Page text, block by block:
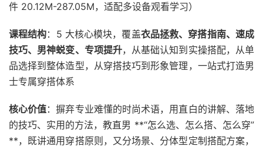
件 20.12M-287.05M，适配多设备观看学习）
课程结构：5 大核心模块，覆盖衣品拯救、穿搭指南、速成
技巧、男神蜕变、专项提升，从基础认知到实操搭配，从单
品选择到整体造型，从穿搭技巧到形象管理，一站式打造男
士专属穿搭体系
核心价值：摒弃专业难懂的时尚术语，用直白的讲解、落地
的技巧、实用的方法，教直男 **“怎么选、怎么搭、怎么穿”
**，既讲通用穿搭原则，又分场景、分体型定制搭配方案，